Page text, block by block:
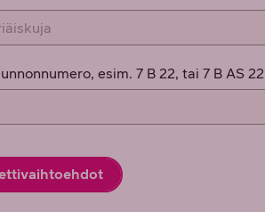
esim. 7 B 22, tai 7 B AS 22